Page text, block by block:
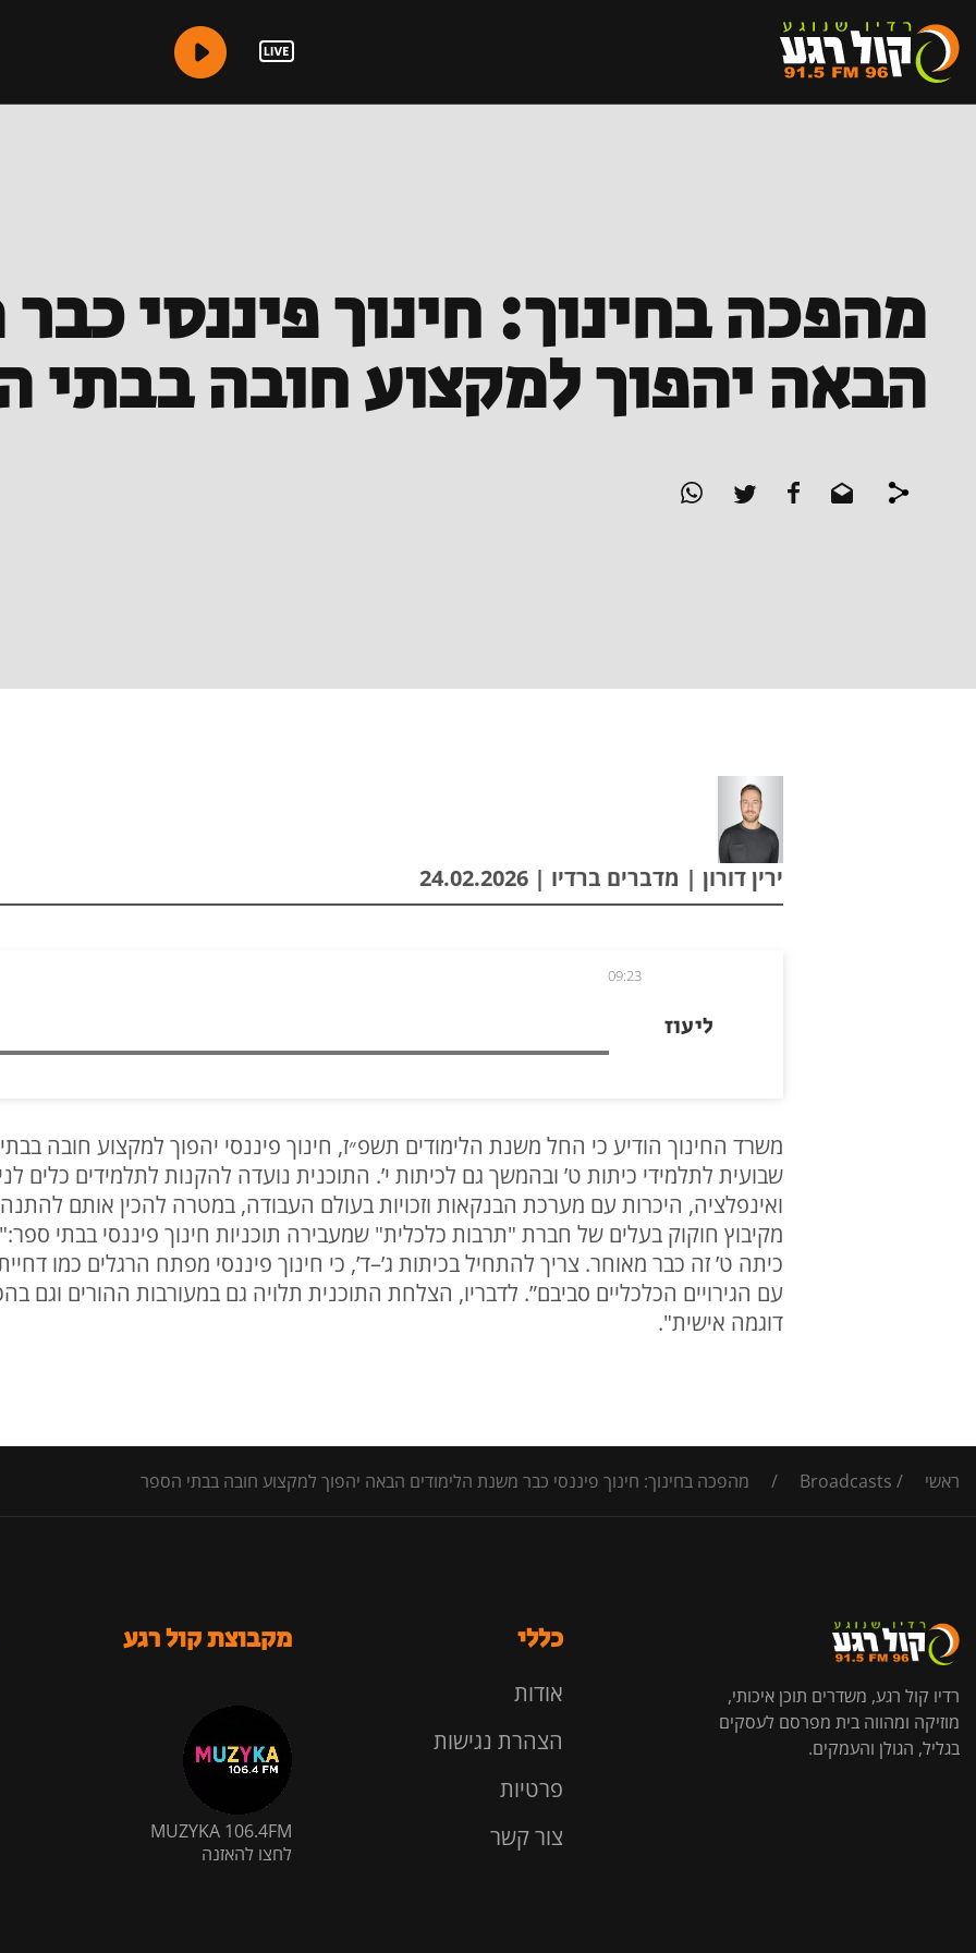
מהפכה בחינוך: חינוך פיננסי
הבאה יהפוך למקצוע חובה בבתי
ירין דורון | מדברים ברדיו | 24.02.2026
ליעוז
09:23
משרד החינוך הודיע כי החל משנת הלימודים תשפ״ז, חינוך פיננסי יהפוך למקצוע חובה
שבועית לתלמידי כיתות ט’ ובהמשך גם לכיתות י’. התוכנית נועדה להקנות לתלמידים כלים
ואינפלציה, היכרות עם מערכת הבנקאות וזכויות בעולם העבודה, במטרה להכין אותם
מקיבוץ חוקוק בעלים של חברת "תרבות כלכלית" שמעבירה תוכניות חינוך פיננסי בבתי
כיתה ט’ זה כבר מאוחר. צריך להתחיל בכיתות ג’–ד’, כי חינוך פיננסי מפתח הרגלים כמו
עם הגירויים הכלכליים סביבם”. לדבריו, הצלחת התוכנית תלויה גם במעורבות ההורים וגם
דוגמה אישית".
ראשי /
Broadcasts
/ מהפכה בחינוך: חינוך פיננסי כבר משנת הלימודים הבאה יהפוך למקצוע חובה בבתי הספר
רדיו קול רגע, משדרים תוכן איכותי,
מוזיקה ומהווה בית מפרסם לעסקים
בגליל, הגולן והעמקים.
כללי
אודות
הצהרת נגישות
פרטיות
צור קשר
מקבוצת קול רגע
MUZYKA 106.4FM
לחצו להאזנה